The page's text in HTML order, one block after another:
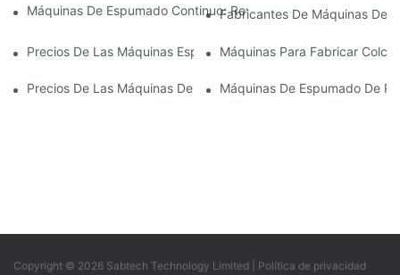
Máquinas De Espumado Continuo: Revolucionando La
Fabricantes De Máquinas De
Precios De Las Máquinas Espumadoras Por Lotes: ¿Qué
Máquinas Para Fabricar
Precios De Las Máquinas De Reencolado De Espuma: Factores
Máquinas De Espumado De
Copyright © 2026 Sabtech Technology Limited | Política de privacidad